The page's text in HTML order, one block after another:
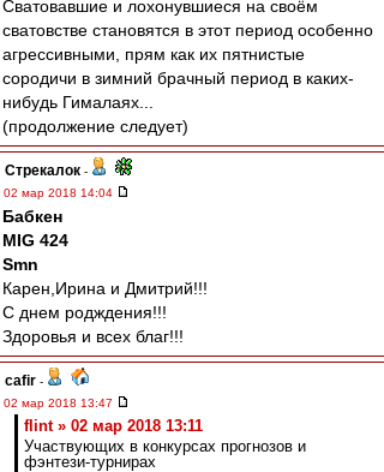
Сватовавшие и лохонувшиеся на своём
сватовстве становятся в этот период особенно
агрессивными, прям как их пятнистые
сородичи в зимний брачный период в каких-
нибудь Гималаях...
(продолжение следует)
Стрекалок -
02 мар 2018 14:04
Бабкен
MIG 424
Smn
Карен,Ирина и Дмитрий!!!
С днем родждения!!!
Здоровья и всех благ!!!
cafir -
02 мар 2018 13:47
flint » 02 мар 2018 13:11
Участвующих в конкурсах прогнозов и
фэнтези-турнирах